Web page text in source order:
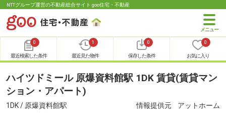
NTTグループ運営の不動産総合サイト goo住宅・不動産
0
最近検索した条件
1
最近見た物件
0
保存した条件
0
お気に入り
ハイツドミール 原爆資料館駅 1DK 賃貸(賃貸マン
ション・アパート)
1DK / 原爆資料館駅 情報提供元 アットホーム